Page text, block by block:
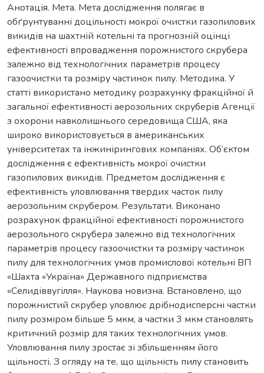
Анотація. Мета. Мета дослідження полягає в
обґрунтуванні доцільності мокрої очистки газопилових
викидів на шахтній котельні та прогнозній оцінці
ефективності впровадження порожнистого скрубера
залежно від технологічних параметрів процесу
газоочистки та розміру частинок пилу. Методика. У
статті використано методику розрахунку фракційної й
загальної ефективності аерозольних скруберів Агенції
з охорони навколишнього середовища США, яка
широко використовується в американських
університетах та інжинірингових компаніях. Об’єктом
дослідження є ефективність мокрої очистки
газопилових викидів. Предметом дослідження є
ефективність уловлювання твердих часток пилу
аерозольним скрубером. Результати. Виконано
розрахунок фракційної ефективності порожнистого
аерозольного скрубера залежно від технологічних
параметрів процесу газоочистки та розміру частинок
пилу для технологічних умов промислової котельні ВП
«Шахта «Україна» Державного підприємства
«Селидіввугілля». Наукова новизна. Встановлено, що
порожнистий скрубер уловлює дрібнодисперсні частки
пилу розміром більше 5 мкм, а частки 3 мкм становлять
критичний розмір для таких технологічних умов.
Уловлювання пилу зростає зі збільшенням його
щільності. З огляду на те, що щільність пилу становить